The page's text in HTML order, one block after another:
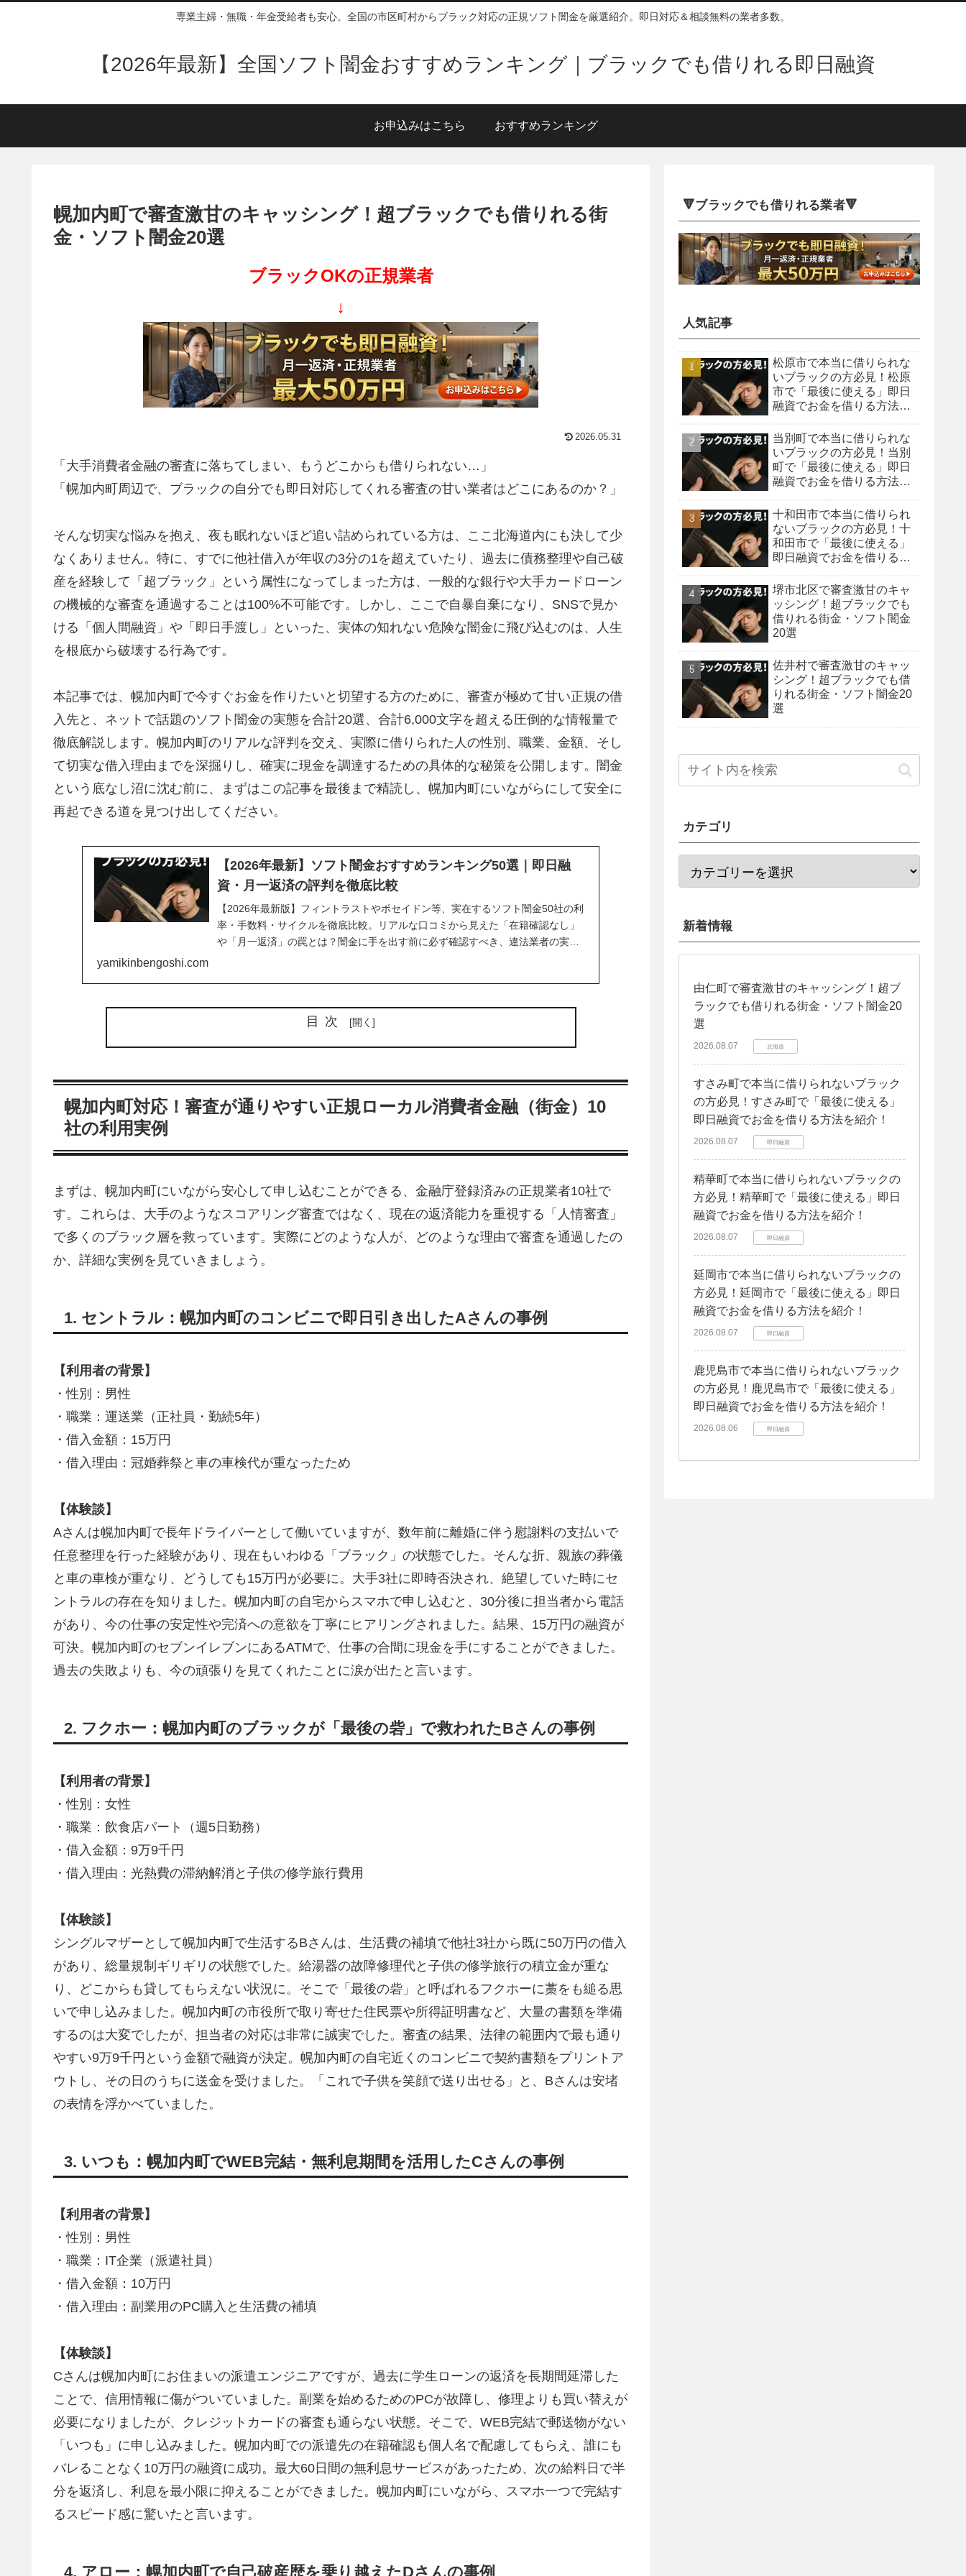
専業主婦・無職・年金受給者も安心。全国の市区町村からブラック対応の正規ソフト闇金を厳選紹介。即日対応＆相談無料の業者多数。
【2026年最新】全国ソフト闇金おすすめランキング｜ブラックでも借りれる即日融資
お申込みはこちら おすすめランキング
幌加内町で審査激甘のキャッシング！超ブラックでも借りれる街
金・ソフト闇金20選
ブラックOKの正規業者
↓
2026.05.31
「大手消費者金融の審査に落ちてしまい、もうどこからも借りられない…」
「幌加内町周辺で、ブラックの自分でも即日対応してくれる審査の甘い業者はどこにあるのか？」
そんな切実な悩みを抱え、夜も眠れないほど追い詰められている方は、ここ北海道内にも決して少
なくありません。特に、すでに他社借入が年収の3分の1を超えていたり、過去に債務整理や自己破
産を経験して「超ブラック」という属性になってしまった方は、一般的な銀行や大手カードローン
の機械的な審査を通過することは100%不可能です。しかし、ここで自暴自棄になり、SNSで見か
ける「個人間融資」や「即日手渡し」といった、実体の知れない危険な闇金に飛び込むのは、人生
を根底から破壊する行為です。
本記事では、幌加内町で今すぐお金を作りたいと切望する方のために、審査が極めて甘い正規の借
入先と、ネットで話題のソフト闇金の実態を合計20選、合計6,000文字を超える圧倒的な情報量で
徹底解説します。幌加内町のリアルな評判を交え、実際に借りられた人の性別、職業、金額、そし
て切実な借入理由までを深掘りし、確実に現金を調達するための具体的な秘策を公開します。闇金
という底なし沼に沈む前に、まずはこの記事を最後まで精読し、幌加内町にいながらにして安全に
再起できる道を見つけ出してください。
【2026年最新】ソフト闇金おすすめランキング50選｜即日融
資・月一返済の評判を徹底比較
【2026年最新版】フィントラストやポセイドン等、実在するソフト闇金50社の利
率・手数料・サイクルを徹底比較。リアルな口コミから見えた「在籍確認なし」
や「月一返済」の罠とは？闇金に手を出す前に必ず確認すべき、違法業者の実態
yamikinbengoshi.com
目次
幌加内町対応！審査が通りやすい正規ローカル消費者金融（街金）10
社の利用実例
まずは、幌加内町にいながら安心して申し込むことができる、金融庁登録済みの正規業者10社で
す。これらは、大手のようなスコアリング審査ではなく、現在の返済能力を重視する「人情審査」
で多くのブラック層を救っています。実際にどのような人が、どのような理由で審査を通過したの
か、詳細な実例を見ていきましょう。
1. セントラル：幌加内町のコンビニで即日引き出したAさんの事例
【利用者の背景】
・性別：男性
・職業：運送業（正社員・勤続5年）
・借入金額：15万円
・借入理由：冠婚葬祭と車の車検代が重なったため
【体験談】
Aさんは幌加内町で長年ドライバーとして働いていますが、数年前に離婚に伴う慰謝料の支払いで
任意整理を行った経験があり、現在もいわゆる「ブラック」の状態でした。そんな折、親族の葬儀
と車の車検が重なり、どうしても15万円が必要に。大手3社に即時否決され、絶望していた時にセ
ントラルの存在を知りました。幌加内町の自宅からスマホで申し込むと、30分後に担当者から電話
があり、今の仕事の安定性や完済への意欲を丁寧にヒアリングされました。結果、15万円の融資が
可決。幌加内町のセブンイレブンにあるATMで、仕事の合間に現金を手にすることができました。
過去の失敗よりも、今の頑張りを見てくれたことに涙が出たと言います。
2. フクホー：幌加内町のブラックが「最後の砦」で救われたBさんの事例
【利用者の背景】
・性別：女性
・職業：飲食店パート（週5日勤務）
・借入金額：9万9千円
・借入理由：光熱費の滞納解消と子供の修学旅行費用
【体験談】
シングルマザーとして幌加内町で生活するBさんは、生活費の補填で他社3社から既に50万円の借入
があり、総量規制ギリギリの状態でした。給湯器の故障修理代と子供の修学旅行の積立金が重な
り、どこからも貸してもらえない状況に。そこで「最後の砦」と呼ばれるフクホーに藁をも縋る思
いで申し込みました。幌加内町の市役所で取り寄せた住民票や所得証明書など、大量の書類を準備
するのは大変でしたが、担当者の対応は非常に誠実でした。審査の結果、法律の範囲内で最も通り
やすい9万9千円という金額で融資が決定。幌加内町の自宅近くのコンビニで契約書類をプリントア
ウトし、その日のうちに送金を受けました。「これで子供を笑顔で送り出せる」と、Bさんは安堵
の表情を浮かべていました。
3. いつも：幌加内町でWEB完結・無利息期間を活用したCさんの事例
【利用者の背景】
・性別：男性
・職業：IT企業（派遣社員）
・借入金額：10万円
・借入理由：副業用のPC購入と生活費の補填
【体験談】
Cさんは幌加内町にお住まいの派遣エンジニアですが、過去に学生ローンの返済を長期間延滞した
ことで、信用情報に傷がついていました。副業を始めるためのPCが故障し、修理よりも買い替えが
必要になりましたが、クレジットカードの審査も通らない状態。そこで、WEB完結で郵送物がない
「いつも」に申し込みました。幌加内町での派遣先の在籍確認も個人名で配慮してもらえ、誰にも
バレることなく10万円の融資に成功。最大60日間の無利息サービスがあったため、次の給料日で半
分を返済し、利息を最小限に抑えることができました。幌加内町にいながら、スマホ一つで完結す
るスピード感に驚いたと言います。
4. アロー：幌加内町で自己破産歴を乗り越えたDさんの事例
🔻ブラックでも借りれる業者🔻
人気記事
松原市で本当に借りられな
いブラックの方必見！松原
市で「最後に使える」即日
融資でお金を借りる方法を
当別町で本当に借りられな
いブラックの方必見！当別
町で「最後に使える」即日
融資でお金を借りる方法を
十和田市で本当に借りられ
ないブラックの方必見！十
和田市で「最後に使える」
即日融資でお金を借りる方
堺市北区で審査激甘のキャ
ッシング！超ブラックでも
借りれる街金・ソフト闇金
20選
佐井村で審査激甘のキャッ
シング！超ブラックでも借
りれる街金・ソフト闇金20
選
カテゴリ
新着情報
由仁町で審査激甘のキャッシング！超ブ
ラックでも借りれる街金・ソフト闇金20
選
2026.08.07 北海道
すさみ町で本当に借りられないブラック
の方必見！すさみ町で「最後に使える」
即日融資でお金を借りる方法を紹介！
2026.08.07 即日融資
精華町で本当に借りられないブラックの
方必見！精華町で「最後に使える」即日
融資でお金を借りる方法を紹介！
2026.08.07 即日融資
延岡市で本当に借りられないブラックの
方必見！延岡市で「最後に使える」即日
融資でお金を借りる方法を紹介！
2026.08.07 即日融資
鹿児島市で本当に借りられないブラック
の方必見！鹿児島市で「最後に使える」
即日融資でお金を借りる方法を紹介！
2026.08.06 即日融資